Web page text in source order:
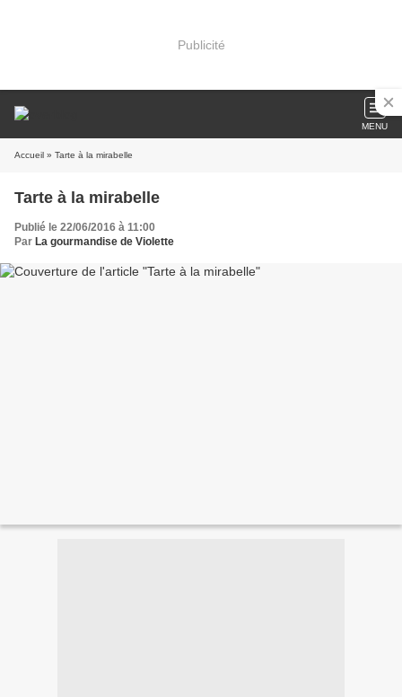
Publicité
MENU
Accueil » Tarte à la mirabelle
Tarte à la mirabelle
Publié le 22/06/2016 à 11:00
Par La gourmandise de Violette